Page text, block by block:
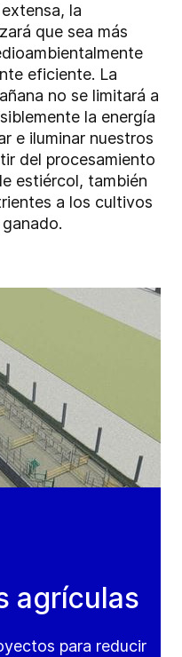
la
que sea más
eficiente. La
no se limitará a
la energía
e iluminar nuestros
del procesamiento
estiércol, también
a los cultivos
agrículas
para reducir